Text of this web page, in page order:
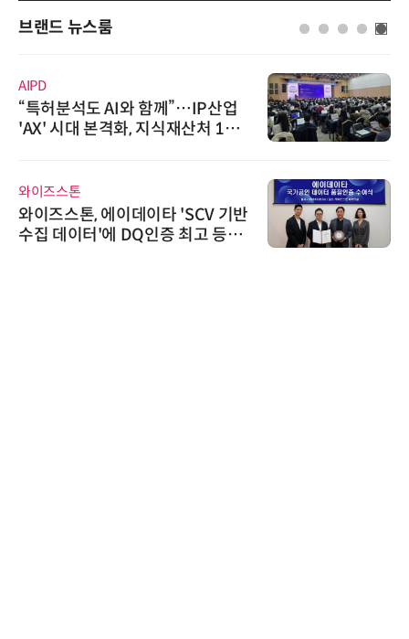
브랜드 뉴스룸
AIPD
“특허분석도 AI와 함께”…IP산업
'AX' 시대 본격화, 지식재산처 1호
와이즈스톤
와이즈스톤, 에이데이타 'SCV 기반
수집 데이터'에 DQ인증 최고 등급